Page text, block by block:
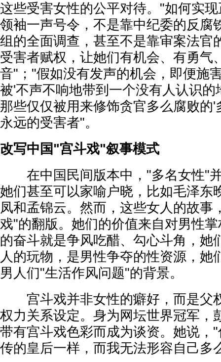
这些受害女性的公平对待。"如何实
领袖一声号令，不是靠中纪委的反腐
组的全面调查，甚至不是靠审案法官
受害者赋权，让她们有机会、有勇气
音"；"假如没有发声的机会，即便施
被'不声不响地带到一个没有人认识的
那些仅仅被用来修饰贪官多么腐败的'
永远的受害者"。
改写中国"宫斗戏"叙事模式
在中国民间版本中，"多名女性"
她们甚至可以家喻户晓，比如毛泽东
凤和孟锦云。然而，这些女人的故事
戏"的翻版。她们的价值来自对男性
的奋斗就是争风吃醋、勾心斗角，她
人的玩物，是男性争夺的性资源，她
男人们"生活作风问题"的背景。
宫斗戏并非女性的癖好，而是父
权力关系设定。身为网坛世界冠军，
带有宫斗戏色彩而成为谈资。她说，
传的皇后一样，而我无法形容自己多